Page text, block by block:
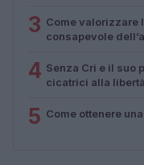
3 Come valorizzare
consapevole
4 Senza Cri e il suo
cicatrici alla libertà
5 Come ottenere